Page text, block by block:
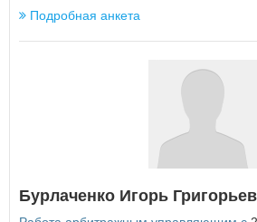
Подробная анкета
Бурлаченко Игорь